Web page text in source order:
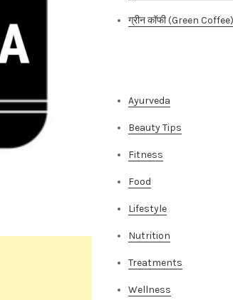
ग्रीन कॉफी (Green
Ayurveda
Beauty Tips
Fitness
Food
Lifestyle
Nutrition
Treatments
Wellness